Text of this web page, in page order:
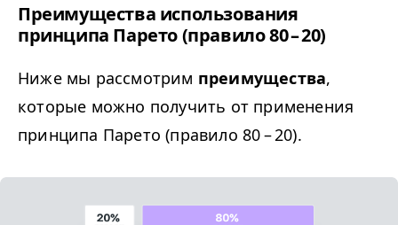
Преимущества использования
принципа Парето (правило 80 – 20)
Ниже мы рассмотрим преимущества,
которые можно получить от применения
принципа Парето (правило 80 – 20).